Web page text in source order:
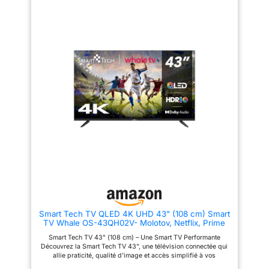
personnalisez votre expérience,
avec ce TV plus intuitif et
adapté à vos besoins SMART
TV : Accédez facilement à vos
applications favorites, dont les
applications d'opérateurs ou
Samsung TV Plus, avec une
navigation fluide et intuitive,
pour profiter pleinement de vos
Smart Tech TV QLED 4K UHD 43" (108 cm) Smart
TV Whale OS-43QH02V- Molotov, Netflix, Prime
Video, Disney+ 3xHDMI - 2xUSB; Son Dolby
Smart Tech TV 43" (108 cm) – Une Smart TV Performante
Découvrez la Smart Tech TV 43", une télévision connectée qui
allie praticité, qualité d’image et accès simplifié à vos